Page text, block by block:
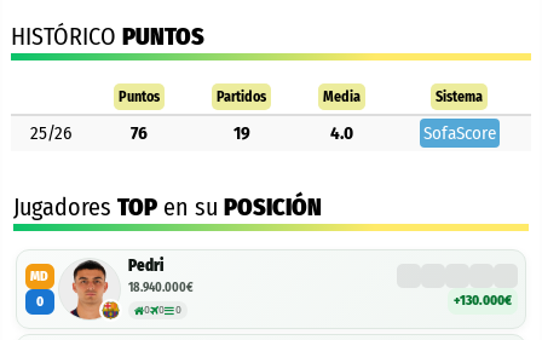
HISTÓRICO PUNTOS
Puntos Partidos Media Sistema
25/26 76 19 4.0 SofaScore
Jugadores TOP en su POSICIÓN
MD
0
Pedri
18.940.000€
0 0 0
+130.000€